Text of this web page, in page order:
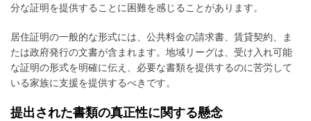
分な証明を提供することに困難を感じることがあります。
居住証明の一般的な形式には、公共料金の請求書、賃貸契約、ま
たは政府発行の文書が含まれます。地域リーグは、受け入れ可能
な証明の形式を明確に伝え、必要な書類を提供するのに苦労して
いる家族に支援を提供するべきです。
提出された書類の真正性に関する懸念